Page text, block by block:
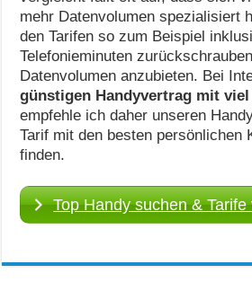
mehr Datenvolumen spezialisiert
den Tarifen so zum Beispiel
Telefonieminuten
Datenvolumen anzubieten. Bei
günstigen Handyvertrag mit
empfehle ich daher unseren
Tarif mit den besten persönlichen
finden.
Top Handy suchen &